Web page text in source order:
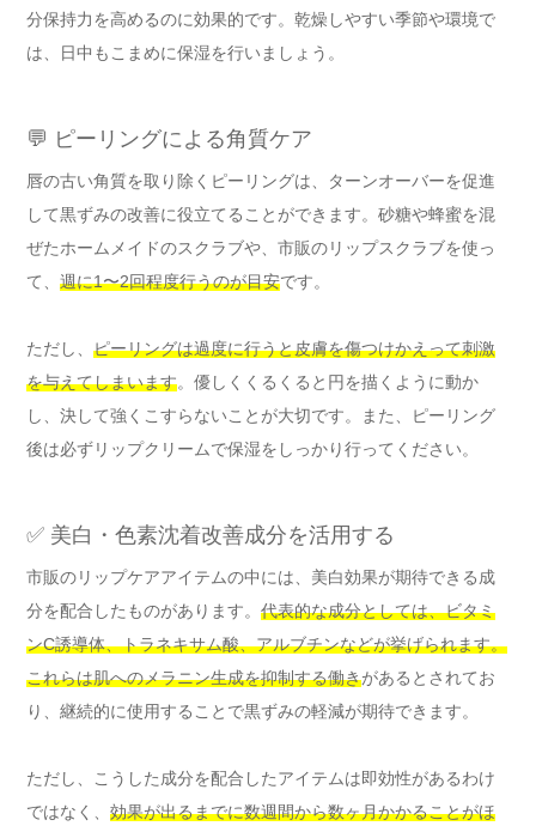
分保持力を高めるのに効果的です。乾燥しやすい季節や環境で
は、日中もこまめに保湿を行いましょう。
💬 ピーリングによる角質ケア
唇の古い角質を取り除くピーリングは、ターンオーバーを促進
して黒ずみの改善に役立てることができます。砂糖や蜂蜜を混
ぜたホームメイドのスクラブや、市販のリップスクラブを使っ
て、 週に1〜2回程度行うのが目安です。
ただし、 ピーリングは過度に行うと皮膚を傷つけかえって刺激
を与えてしまいます。優しくくるくると円を描くように動か
し、決して強くこすらないことが大切です。また、ピーリング
後は必ずリップクリームで保湿をしっかり行ってください。
✅ 美白・色素沈着改善成分を活用する
市販のリップケアアイテムの中には、美白効果が期待できる成
分を配合したものがあります。 代表的な成分としては、ビタミ
ンC誘導体、トラネキサム酸、アルブチンなどが挙げられます。
これらは肌へのメラニン生成を抑制する働きがあるとされてお
り、継続的に使用することで黒ずみの軽減が期待できます。
ただし、こうした成分を配合したアイテムは即効性があるわけ
ではなく、 効果が出るまでに数週間から数ヶ月かかることがほ